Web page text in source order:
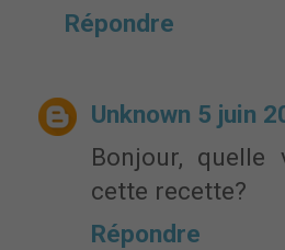
Répondre
Unknown 5 juin
Bonjour, quelle
cette recette?
Répondre